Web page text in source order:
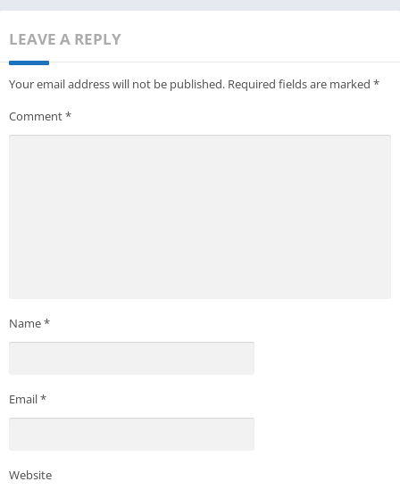
LEAVE A REPLY
Your email address will not be published. Required fields are marked *
Comment*
Name*
Email*
Website